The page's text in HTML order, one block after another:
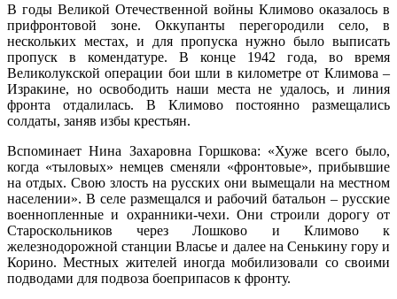
В годы Великой Отечественной войны Климово оказалось в
прифронтовой зоне. Оккупанты перегородили село, в
нескольких местах, и для пропуска нужно было выписать
пропуск в комендатуре. В конце 1942 года, во время
Великолукской операции бои шли в километре от Климова –
Изракине, но освободить наши места не удалось, и линия
фронта отдалилась. В Климово постоянно размещались
солдаты, заняв избы крестьян.
Вспоминает Нина Захаровна Горшкова: «Хуже всего было,
когда «тыловых» немцев сменяли «фронтовые», прибывшие
на отдых. Свою злость на русских они вымещали на местном
населении». В селе размещался и рабочий батальон – русские
военнопленные и охранники-чехи. Они строили дорогу от
Староскольников через Лошково и Климово к
железнодорожной станции Власье и далее на Сенькину гору и
Корино. Местных жителей иногда мобилизовали со своими
подводами для подвоза боеприпасов к фронту.